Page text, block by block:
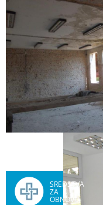
SREDSTVA
ZA
OBNOVU